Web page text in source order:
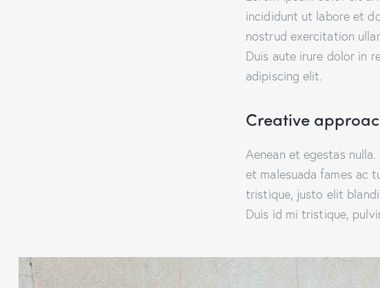
incididunt ut labore et
nostrud exercitation
Duis aute irure dolor in
adipiscing elit.
Creative
Aenean et egestas
et malesuada fames ac
tristique, justo elit
Duis id mi tristique,